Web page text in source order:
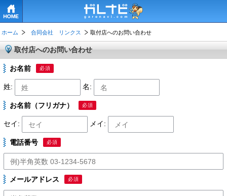
ホーム 合同会社 リンクス 取付店へのお問い合わせ
取付店へのお問い合わせ
お名前 必須
姓: 名:
お名前（フリガナ） 必須
セイ: メイ:
電話番号 必須
メールアドレス 必須